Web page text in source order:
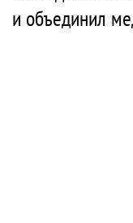
и объединил